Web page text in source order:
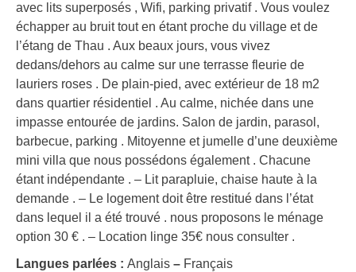
avec lits superposés , Wifi, parking privatif . Vous voulez
échapper au bruit tout en étant proche du village et de
l’étang de Thau . Aux beaux jours, vous vivez
dedans/dehors au calme sur une terrasse fleurie de
lauriers roses . De plain-pied, avec extérieur de 18 m2
dans quartier résidentiel . Au calme, nichée dans une
impasse entourée de jardins. Salon de jardin, parasol,
barbecue, parking . Mitoyenne et jumelle d’une deuxième
mini villa que nous possédons également . Chacune
étant indépendante . – Lit parapluie, chaise haute à la
demande . – Le logement doit être restitué dans l’état
dans lequel il a été trouvé . nous proposons le ménage
option 30 € . – Location linge 35€ nous consulter .
Langues parlées : Anglais – Français